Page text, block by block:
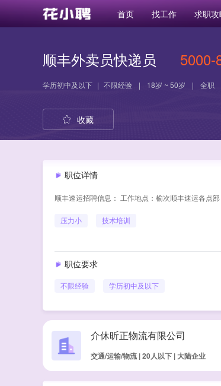
首页 找工作 求职
顺丰外卖员快递员 5000-
学历初中及以下 | 不限经验 | 18岁 ~ 50岁 | 全职
收藏
职位详情
顺丰速运招聘信息： 工作地点：榆次顺丰速运各点
压力小 技术培训
职位要求
不限经验 学历初中及以下
介休昕正物流有限公司
交通/运输/物流 | 20人以下 | 大陆企业